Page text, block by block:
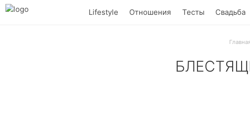
Lifestyle Отношения Тесты Свадьба